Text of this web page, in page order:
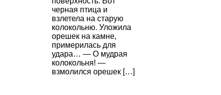
черная птица и
взлетела на старую
колокольню. Уложила
орешек на камне,
примерилась для
удара… — О мудрая
колокольня! —
взмолился орешек […]